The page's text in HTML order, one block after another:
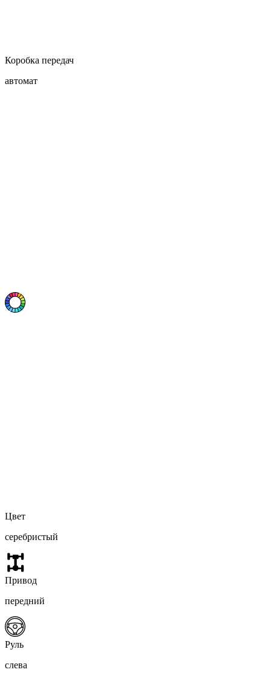
Коробка передач
автомат
Цвет
серебристый
Привод
передний
Руль
слева